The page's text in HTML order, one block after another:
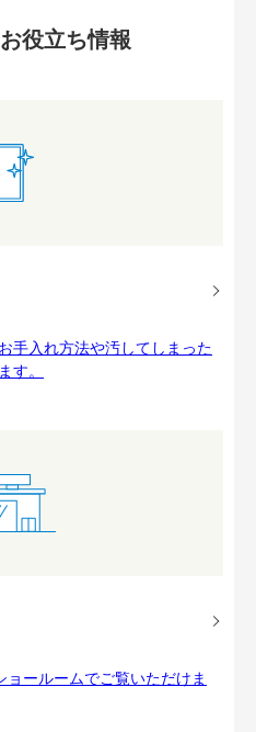
役立ち情報
手入れ方法や汚してしまった
す。
ールームでご覧いただけま